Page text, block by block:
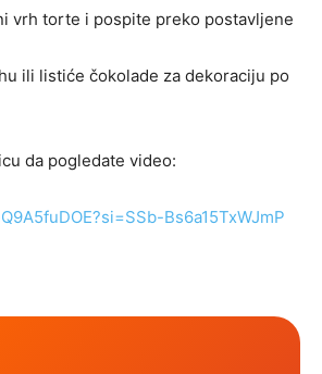
vrh torte i pospite preko postavljene
ili listiće čokolade za dekoraciju po
da pogledate video:
Bs6a15TxWJmP